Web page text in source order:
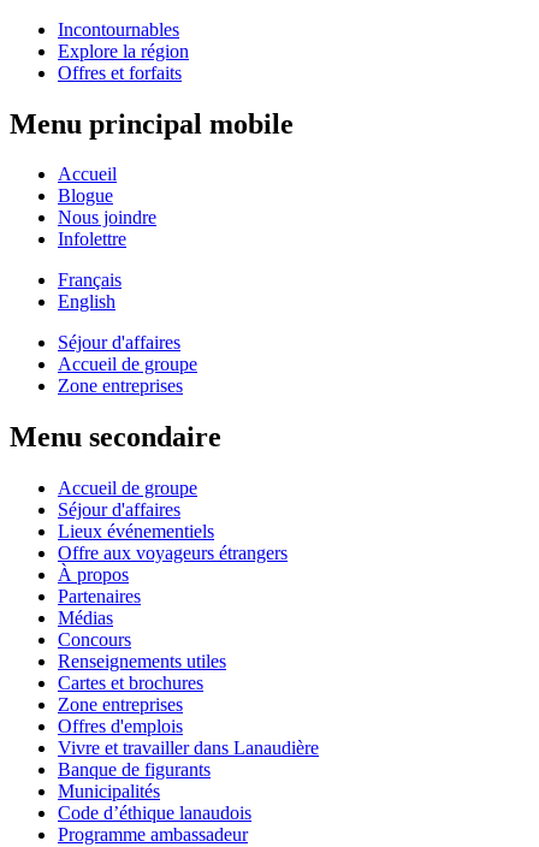
Incontournables
Explore la région
Offres et forfaits
Menu principal mobile
Accueil
Blogue
Nous joindre
Infolettre
Français
English
Séjour d'affaires
Accueil de groupe
Zone entreprises
Menu secondaire
Accueil de groupe
Séjour d'affaires
Lieux événementiels
Offre aux voyageurs étrangers
À propos
Partenaires
Médias
Concours
Renseignements utiles
Cartes et brochures
Zone entreprises
Offres d'emplois
Vivre et travailler dans Lanaudière
Banque de figurants
Municipalités
Code d’éthique lanaudois
Programme ambassadeur